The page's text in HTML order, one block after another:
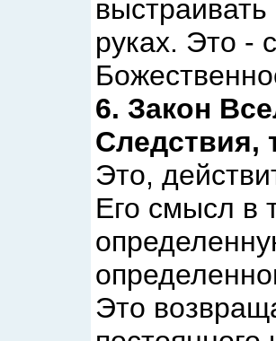
руках. Это -
6. Закон
Следствия,
Это,
Его смысл в
Это